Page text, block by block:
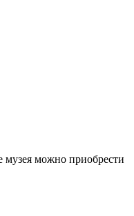
музея можно приобрести